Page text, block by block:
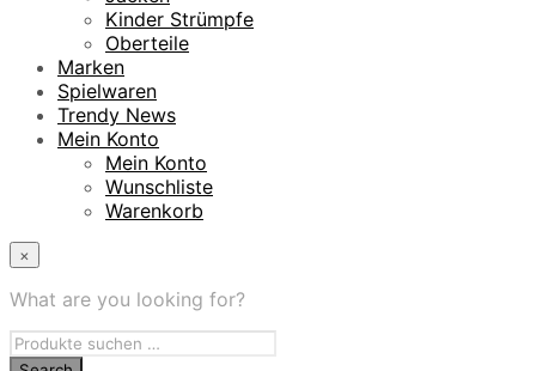
Kinder Strümpfe
Oberteile
Marken
Spielwaren
Trendy News
Mein Konto
Mein Konto
Wunschliste
Warenkorb
×
What are you looking for?